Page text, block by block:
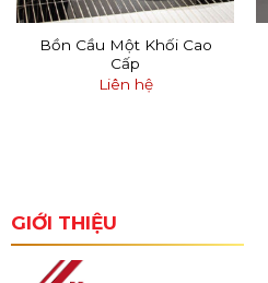
Bồn Cầu Một Khối Cao
Cấp
Liên hệ
GIỚI THIỆU